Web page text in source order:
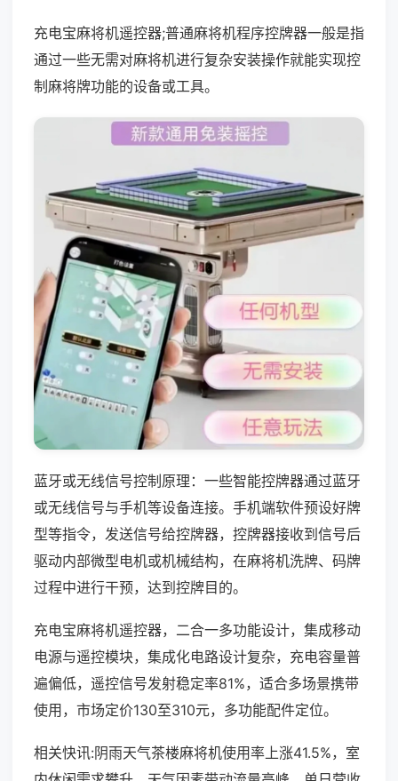
充电宝麻将机遥控器;普通麻将机程序控牌器一般是指
通过一些无需对麻将机进行复杂安装操作就能实现控
制麻将牌功能的设备或工具。
蓝牙或无线信号控制原理：一些智能控牌器通过蓝牙
或无线信号与手机等设备连接。手机端软件预设好牌
型等指令，发送信号给控牌器，控牌器接收到信号后
驱动内部微型电机或机械结构，在麻将机洗牌、码牌
过程中进行干预，达到控牌目的。
充电宝麻将机遥控器，二合一多功能设计，集成移动
电源与遥控模块，集成化电路设计复杂，充电容量普
遍偏低，遥控信号发射稳定率81%，适合多场景携带
使用，市场定价130至310元，多功能配件定位。
相关快讯:阴雨天气茶楼麻将机使用率上涨41.5%，室